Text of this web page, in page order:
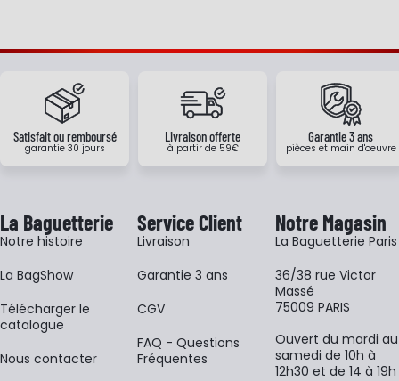
Satisfait ou remboursé
garantie 30 jours
Livraison offerte
à partir de 59€
Garantie 3 ans
pièces et main d'oeuvre
La Baguetterie
Notre histoire
La BagShow
​Télécharger le
catalogue
Nous contacter
Service Client
Livraison
Garantie 3 ans
CGV
FAQ - Questions
Fréquentes
Notre Magasin
La Baguetterie Paris
36/38 rue Victor
Massé
75009 PARIS
Ouvert du mardi au
samedi de 10h à
12h30 et de 14 à 19h